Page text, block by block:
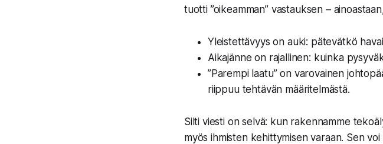
tuotti ”oikeamman” vastauksen –
Yleistettävyys on auki: pätevätkö
Aikajänne on rajallinen: kuinka
”Parempi laatu” on varovainen
riippuu tehtävän määritelmästä.
Silti viesti on selvä: kun rakennamme
myös ihmisten kehittymisen varaan. Sen